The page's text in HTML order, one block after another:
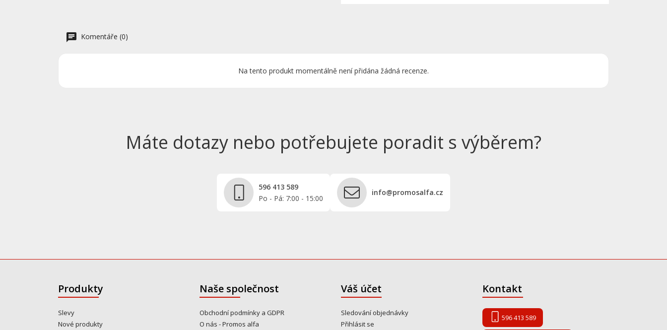
Komentáře (0)
Na tento produkt momentálně není přidána žádná recenze.
Máte dotazy nebo potřebujete poradit s výběrem?
596 413 589
Po - Pá: 7:00 - 15:00
info@promosalfa.cz
Produkty
Slevy
Nové produkty
Naše společnost
Obchodní podmínky a GDPR
O nás - Promos alfa
Váš účet
Sledování objednávky
Přihlásit se
Kontakt
596 413 589